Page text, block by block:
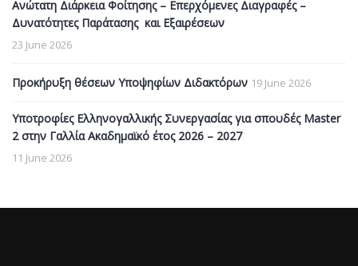
Ανώτατη Διάρκεια Φοίτησης – Επερχόμενες Διαγραφές –
Δυνατότητες Παράτασης και Εξαιρέσεων
23 June 2026
Προκήρυξη θέσεων Υποψηφίων Διδακτόρων 19 June 2026
Υποτροφίες Ελληνογαλλικής Συνεργασίας για σπουδές Master
2 στην Γαλλία Ακαδημαϊκό έτος 2026 – 2027
11 June 2026